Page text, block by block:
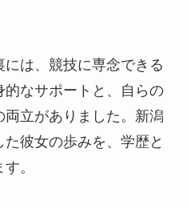
は、競技に専念できる
なサポートと、自らの
立がありました。新潟
彼女の歩みを、学歴と
。